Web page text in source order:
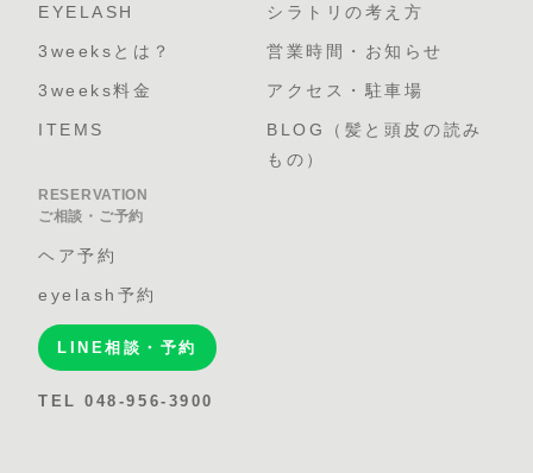
EYELASH
3weeksとは？
3weeks料金
ITEMS
シラトリの考え方
営業時間・お知らせ
アクセス・駐車場
BLOG（髪と頭皮の読み
もの）
RESERVATION
ご相談・ご予約
ヘア予約
eyelash予約
LINE相談・予約
TEL 048-956-3900